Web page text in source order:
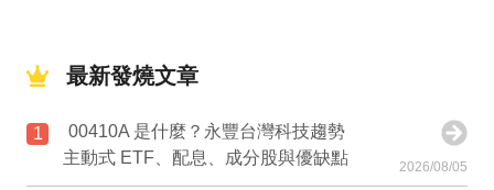
最新發燒文章
1
00410A 是什麼？永豐台灣科技趨勢
主動式 ETF、配息、成分股與優缺點
2026/08/05